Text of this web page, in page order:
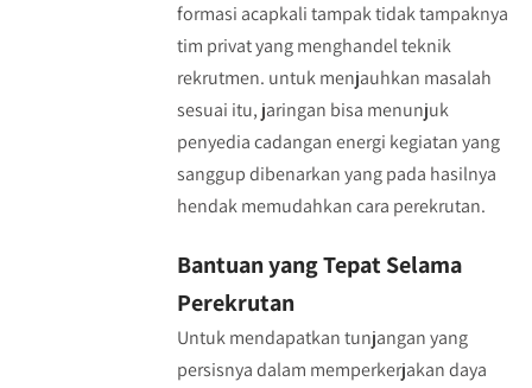
formasi acapkali tampak tidak tampaknya
tim privat yang menghandel teknik
rekrutmen. untuk menjauhkan masalah
sesuai itu, jaringan bisa menunjuk
penyedia cadangan energi kegiatan yang
sanggup dibenarkan yang pada hasilnya
hendak memudahkan cara perekrutan.
Bantuan yang Tepat Selama
Perekrutan
Untuk mendapatkan tunjangan yang
persisnya dalam memperkerjakan daya